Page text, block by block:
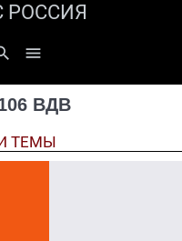
РОССИЯ

ВДВ
ТЕМЫ